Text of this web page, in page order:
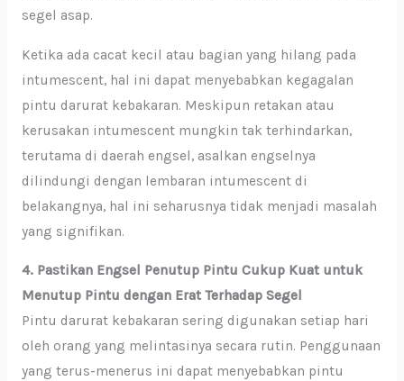
segel asap.
Ketika ada cacat kecil atau bagian yang hilang pada
intumescent, hal ini dapat menyebabkan kegagalan
pintu darurat kebakaran. Meskipun retakan atau
kerusakan intumescent mungkin tak terhindarkan,
terutama di daerah engsel, asalkan engselnya
dilindungi dengan lembaran intumescent di
belakangnya, hal ini seharusnya tidak menjadi masalah
yang signifikan.
4. Pastikan Engsel Penutup Pintu Cukup Kuat untuk
Menutup Pintu dengan Erat Terhadap Segel
Pintu darurat kebakaran sering digunakan setiap hari
oleh orang yang melintasinya secara rutin. Penggunaan
yang terus-menerus ini dapat menyebabkan pintu